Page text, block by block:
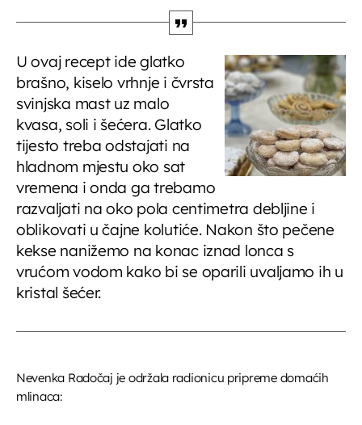
Djeca i mladi na radiju
Vijesti
10:45 - 11:00
Gradonačelnikov tjedan
11:00 - 11:15
Glazbeni blok
11:15 - 11:45
U ovaj recept ide glatko
brašno, kiselo vrhnje i čvrsta
svinjska mast uz malo
kvasa, soli i šećera. Glatko
tijesto treba odstajati na
hladnom mjestu oko sat
vremena i onda ga trebamo
razvaljati na oko pola centimetra debljine i
oblikovati u čajne kolutiće. Nakon što pečene
kekse nanižemo na konac iznad lonca s
vrućom vodom kako bi se oparili uvaljamo ih u
kristal šećer.
Nevenka Radočaj je održala radionicu pripreme domaćih
mlinaca: